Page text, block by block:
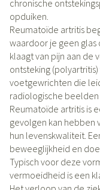
chronische
opduiken.
Reumatoïde artritis
waardoor je geen glas
klaagt van pijn aan de
ontsteking
voetgewrichten die
radiologische beelden
Reumatoïde artritis is
gevolgen kan hebben
hun levenskwaliteit.
beweeglijkheid en
Typisch voor deze
vermoeidheid is een